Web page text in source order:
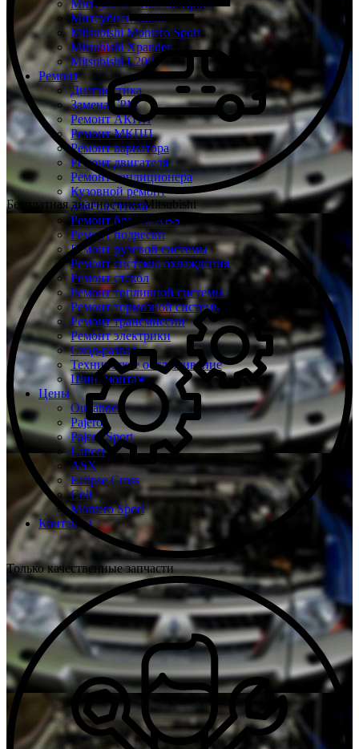
Митсубиси Эклипс Кросс
Митсубиси Кольт
Mitsubishi Montero Sport
Mitsubishi Xpander
Mitsubishi L200
Ремонт
Диагностика
Замена ГРМ
Ремонт АКПП
Ремонт МКПП
Ремонт вариатора
Ремонт двигателя
Ремонт кондиционера
Кузовной ремонт
Замена стекла
Ремонт блоков ABS
Ремонт подвески
Ремонт рулевой системы
Ремонт системы охлаждения
Ремонт стекол
Ремонт топливной системы
Ремонт тормозной системы
Ремонт трансмиссии
Ремонт электрики
Сход-развал
Техническое обслуживание
Шиномонтаж
Цены
Outlander
Pajero
Pajero Sport
Lancer
ASX
Eclipse Cross
Colt
Montero Sport
Контакты
Бесплатная диагностика Mitsubishi
Только качественные запчасти